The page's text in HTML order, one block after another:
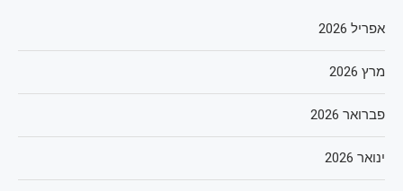
אפריל 2026
מרץ 2026
פברואר 2026
ינואר 2026